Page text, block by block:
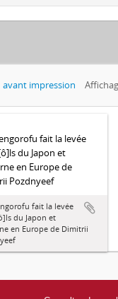
impression
fait la levée
du Japon et
en Europe de
Pozdnyeef
fait la levée
du Japon et
en Europe de Dimitrii